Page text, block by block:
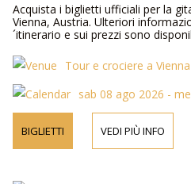
Acquista i biglietti ufficiali per la
Vienna, Austria. Ulteriori
´itinerario e sui prezzi sono
Tour e crociere a Vienna
sab 08 ago 2026 -
BIGLIETTI VEDI PIÙ INFO